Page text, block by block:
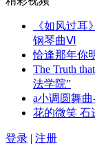
《如风过
钢琴曲Ⅵ
恰逢那年你
The Truth
法学院”
a小调圆舞
花的微笑 石
登录 | 注册